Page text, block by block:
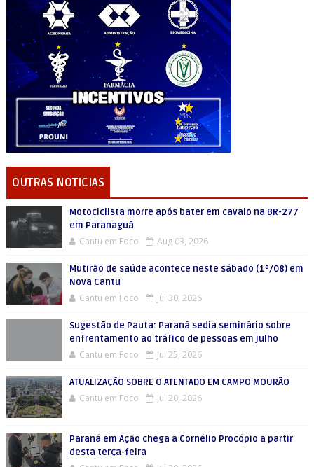
OUTRAS NOTICIAS
Motociclista morre após bater em cavalo na BR-277
em Paranaguá
Cantu em Foco Aug 03, 2026
Mutirão de saúde acontece neste sábado (1º/08) em
Nova Cantu
Cantu em Foco Jul 30, 2026
Sugestão de Pauta: Paraná sedia seminário sobre
enfrentamento ao tráfico de pessoas em julho
Cantu em Foco Jul 25, 2026
ATUALIZAÇÃO SOBRE O ATENTADO EM CAMPO MOURÃO
Cantu em Foco Jul 20, 2026
Paraná em Ação chega a Cornélio Procópio a partir
desta terça-feira